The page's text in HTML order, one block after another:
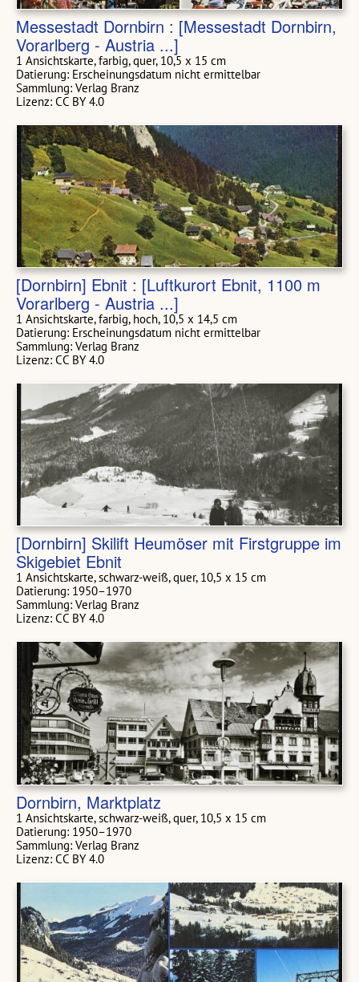
Messestadt Dornbirn : [Messestadt Dornbirn,
Vorarlberg - Austria ...]
1 Ansichtskarte, farbig, quer, 10,5 x 15 cm
Datierung: Erscheinungsdatum nicht ermittelbar
Sammlung: Verlag Branz
Lizenz: CC BY 4.0
[Dornbirn] Ebnit : [Luftkurort Ebnit, 1100 m
Vorarlberg - Austria ...]
1 Ansichtskarte, farbig, hoch, 10,5 x 14,5 cm
Datierung: Erscheinungsdatum nicht ermittelbar
Sammlung: Verlag Branz
Lizenz: CC BY 4.0
[Dornbirn] Skilift Heumöser mit Firstgruppe im
Skigebiet Ebnit
1 Ansichtskarte, schwarz-weiß, quer, 10,5 x 15 cm
Datierung: 1950–1970
Sammlung: Verlag Branz
Lizenz: CC BY 4.0
Dornbirn, Marktplatz
1 Ansichtskarte, schwarz-weiß, quer, 10,5 x 15 cm
Datierung: 1950–1970
Sammlung: Verlag Branz
Lizenz: CC BY 4.0